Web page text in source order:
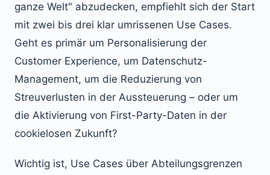
ganze Welt" abzudecken, empfiehlt sich der Start
mit zwei bis drei klar umrissenen Use Cases.
Geht es primär um Personalisierung der
Customer Experience, um Datenschutz-
Management, um die Reduzierung von
Streuverlusten in der Aussteuerung – oder um
die Aktivierung von First-Party-Daten in der
cookielosen Zukunft?
Wichtig ist, Use Cases über Abteilungsgrenzen